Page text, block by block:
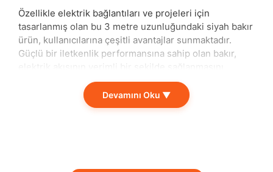
Özellikle elektrik bağlantıları ve projeleri için
tasarlanmış olan bu 3 metre uzunluğundaki siyah bakır
ürün, kullanıcılarına çeşitli avantajlar sunmaktadır.
Güçlü bir iletkenlik performansına sahip olan bakır,
elektrik akışının verimli bir şekilde sağlanmasını
garanti eder. Bu sayede, hobi projelerinizden
profesyonel elektrik tesisatlarına kadar geniş bir
kullanım yelpazesine hitap eder.
performans sergiler. Isı ve korozyona karşı dirençli
Devamını Oku ▼